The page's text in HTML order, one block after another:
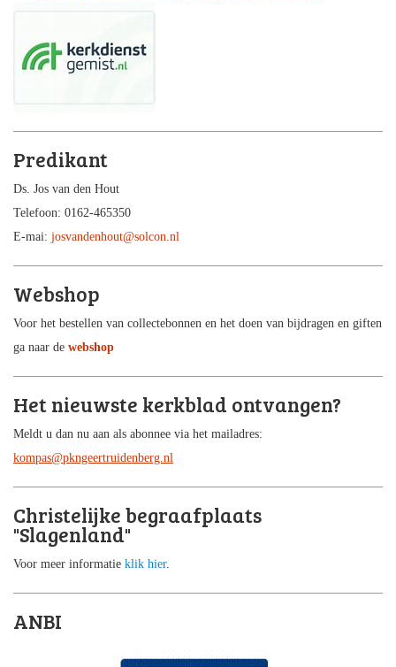
Predikant
Ds. Jos van den Hout
Telefoon: 0162-465350
E-mai: josvandenhout@solcon.nl
Webshop
Voor het bestellen van collectebonnen en het doen van bijdragen en giften
ga naar de webshop
Het nieuwste kerkblad ontvangen?
Meldt u dan nu aan als abonnee via het mailadres:
kompas@pkngeertruidenberg.nl
Christelijke begraafplaats
"Slagenland"
Voor meer informatie klik hier.
ANBI